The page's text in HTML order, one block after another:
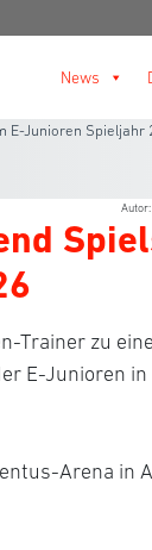
News
E-Junioren Spieljahr
Trainer zu
E-Junioren
Arena in